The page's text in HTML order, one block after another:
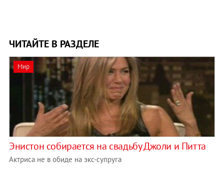
ЧИТАЙТЕ В РАЗДЕЛЕ
Мир
Энистон собирается на свадьбу Джоли и Питта
Актриса не в обиде на экс-супруга